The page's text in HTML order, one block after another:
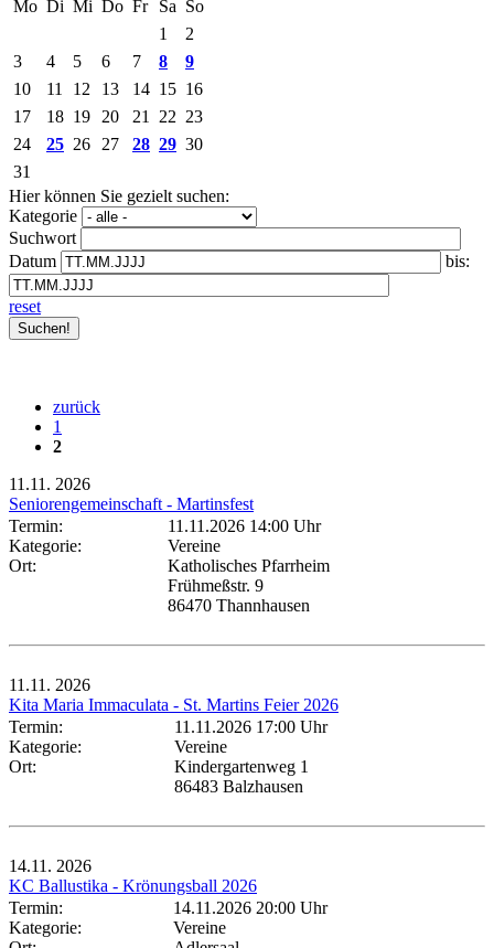
Mo Di Mi Do Fr Sa So
1
2
3
4 5 6 7 8
9
10
11 12 13 14 15 16
17
18 19 20 21 22 23
24
25 26 27 28 29 30
31
Hier können Sie gezielt suchen:
Kategorie
Suchwort
Datum
bis:
reset
zurück
1
2
11.11. 2026
Seniorengemeinschaft - Martinsfest
Termin:
11.11.2026 14:00 Uhr
Kategorie:
Vereine
Ort:
Katholisches Pfarrheim
Frühmeßstr. 9
86470 Thannhausen
11.11. 2026
Kita Maria Immaculata - St. Martins Feier 2026
Termin:
11.11.2026 17:00 Uhr
Kategorie:
Vereine
Ort:
Kindergartenweg 1
86483 Balzhausen
14.11. 2026
KC Ballustika - Krönungsball 2026
Termin:
14.11.2026 20:00 Uhr
Kategorie:
Vereine